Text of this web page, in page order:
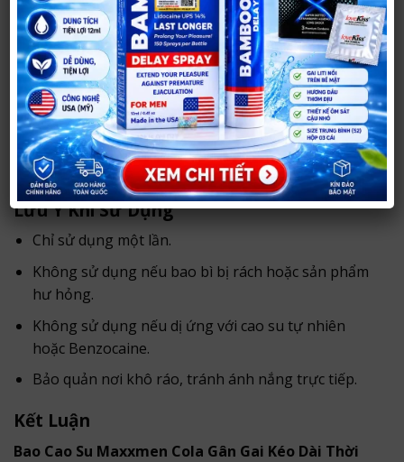
Hướng Dẫn Sử Dụng
Kiểm tra hạn sử dụng trước khi dùng.
Mở bao theo đường răng cưa.
Đeo bao đúng chiều trước khi sử dụng.
Sử dụng ngay sau khi mở.
Tháo bỏ và xử lý đúng cách sau khi sử dụng.
Lưu Ý Khi Sử Dụng
Chỉ sử dụng một lần.
Không sử dụng nếu bao bì bị rách hoặc sản phẩm
hư hỏng.
Không sử dụng nếu dị ứng với cao su tự nhiên
hoặc Benzocaine.
Bảo quản nơi khô ráo, tránh ánh nắng trực tiếp.
Kết Luận
Bao Cao Su Maxxmen Cola Gân Gai Kéo Dài Thời